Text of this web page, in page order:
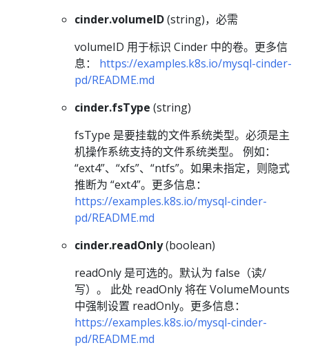
cinder.volumeID(string)，必需
volumeID 用于标识 Cinder 中的卷。更多信
息： https://examples.k8s.io/mysql-cinder-
pd/README.md
cinder.fsType (string)
fsType 是要挂载的文件系统类型。必须是主
机操作系统支持的文件系统类型。 例如：
“ext4”、“xfs”、“ntfs”。如果未指定，则隐式
推断为 “ext4”。更多信息：
https://examples.k8s.io/mysql-cinder-
pd/README.md
cinder.readOnly(boolean)
readOnly 是可选的。默认为 false（读/
写）。 此处 readOnly 将在 VolumeMounts
中强制设置 readOnly。更多信息：
https://examples.k8s.io/mysql-cinder-
pd/README.md